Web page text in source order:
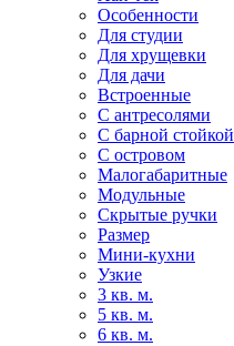
Особенности
Для студии
Для хрущевки
Для дачи
Встроенные
С антресолями
С барной стойкой
С островом
Малогабаритные
Модульные
Скрытые ручки
Размер
Мини-кухни
Узкие
3 кв. м.
5 кв. м.
6 кв. м.